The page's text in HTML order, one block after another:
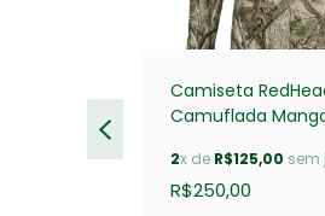
Camiseta
Camuflada
2x de R$125,00 sem
R$250,00